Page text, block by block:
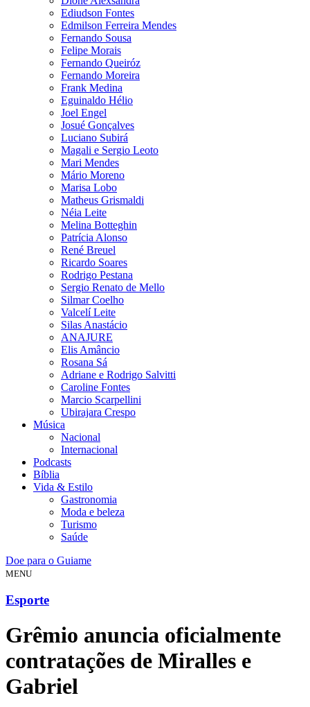
Ediudson Fontes
Edmilson Ferreira Mendes
Fernando Sousa
Felipe Morais
Fernando Queiróz
Fernando Moreira
Frank Medina
Eguinaldo Hélio
Joel Engel
Josué Gonçalves
Luciano Subirá
Magali e Sergio Leoto
Mari Mendes
Mário Moreno
Marisa Lobo
Matheus Grismaldi
Néia Leite
Melina Botteghin
Patrícia Alonso
René Breuel
Ricardo Soares
Rodrigo Pestana
Sergio Renato de Mello
Silmar Coelho
Valcelí Leite
Silas Anastácio
ANAJURE
Elis Amâncio
Rosana Sá
Adriane e Rodrigo Salvitti
Caroline Fontes
Marcio Scarpellini
Ubirajara Crespo
Música
Nacional
Internacional
Podcasts
Bíblia
Vida & Estilo
Gastronomia
Moda e beleza
Turismo
Saúde
Doe para o Guiame
MENU
Esporte
Grêmio anuncia oficialmente
contratações de Miralles e
Gabriel